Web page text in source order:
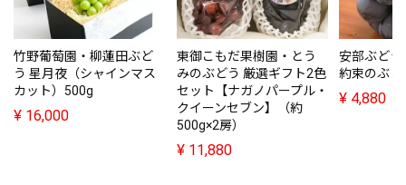
竹野葡萄園・柳蓮田ぶど
う 星月夜（シャインマス
カット）500g
¥ 16,000
東御こもだ果樹園・とう
みのぶどう 厳選ギフト2色
セット【ナガノパープル・
クイーンセブン】（約
500g×2房）
¥ 11,880
安部ぶど
約束のぶど
¥ 4,880